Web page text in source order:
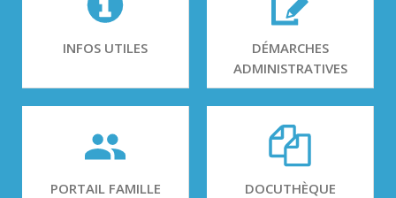
INFOS UTILES
DÉMARCHES
ADMINISTRATIVES
PORTAIL FAMILLE DOCUTHÈQUE